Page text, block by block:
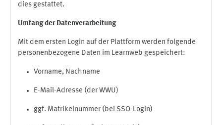
dies gestattet.
Umfang der Datenverarbeitung
Mit dem ersten Login auf der Plattform werden folgende
personenbezogene Daten im Learnweb gespeichert:
Vorname, Nachname
E-Mail-Adresse (der WWU)
ggf. Matrikelnummer (bei SSO-Login)